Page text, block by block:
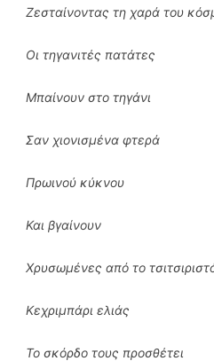
Ζεσταίνοντας τη χαρά του
Οι τηγανιτές πατάτες
Μπαίνουν στο τηγάνι
Σαν χιονισμένα φτερά
Πρωινού κύκνου
Και βγαίνουν
Χρυσωμένες από το
Κεχριμπάρι ελιάς
Το σκόρδο τους προσθέτει